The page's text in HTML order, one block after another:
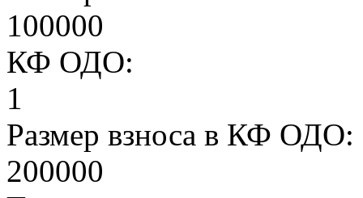
100000
КФ ОДО:
1
Размер взноса в КФ ОДО:
200000